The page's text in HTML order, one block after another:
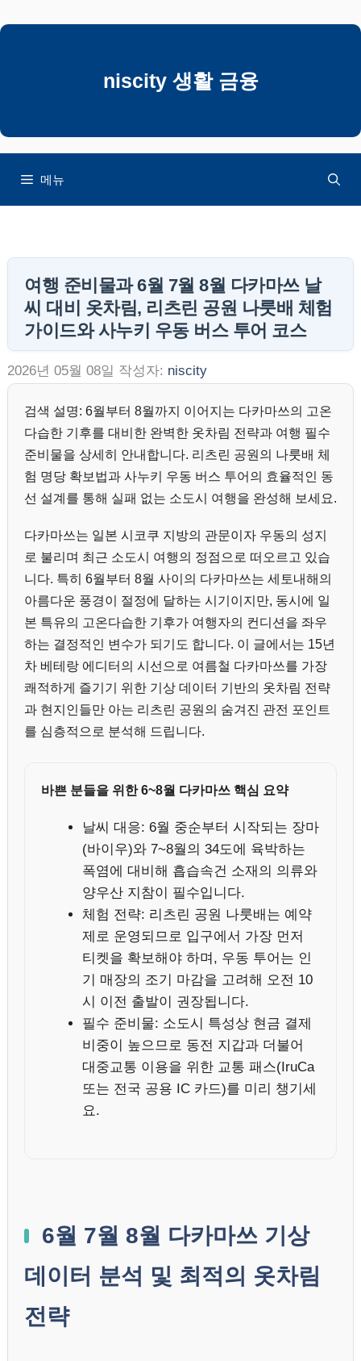
텐
뛰
niscity 생활 금융
메뉴
여행 준비물과 6월 7월 8월 다카마쓰 날
씨 대비 옷차림, 리츠린 공원 나룻배 체험
가이드와 사누키 우동 버스 투어 코스
2026년 05월 08일 작성자: niscity
검색 설명: 6월부터 8월까지 이어지는 다카마쓰의 고온
다습한 기후를 대비한 완벽한 옷차림 전략과 여행 필수
준비물을 상세히 안내합니다. 리츠린 공원의 나룻배 체
험 명당 확보법과 사누키 우동 버스 투어의 효율적인 동
선 설계를 통해 실패 없는 소도시 여행을 완성해 보세요.
다카마쓰는 일본 시코쿠 지방의 관문이자 우동의 성지
로 불리며 최근 소도시 여행의 정점으로 떠오르고 있습
니다. 특히 6월부터 8월 사이의 다카마쓰는 세토내해의
아름다운 풍경이 절정에 달하는 시기이지만, 동시에 일
본 특유의 고온다습한 기후가 여행자의 컨디션을 좌우
하는 결정적인 변수가 되기도 합니다. 이 글에서는 15년
차 베테랑 에디터의 시선으로 여름철 다카마쓰를 가장
쾌적하게 즐기기 위한 기상 데이터 기반의 옷차림 전략
과 현지인들만 아는 리츠린 공원의 숨겨진 관전 포인트
를 심층적으로 분석해 드립니다.
바쁜 분들을 위한 6~8월 다카마쓰 핵심 요약
날씨 대응: 6월 중순부터 시작되는 장마
(바이우)와 7~8월의 34도에 육박하는
폭염에 대비해 흡습속건 소재의 의류와
양우산 지참이 필수입니다.
체험 전략: 리츠린 공원 나룻배는 예약
제로 운영되므로 입구에서 가장 먼저
티켓을 확보해야 하며, 우동 투어는 인
기 매장의 조기 마감을 고려해 오전 10
시 이전 출발이 권장됩니다.
필수 준비물: 소도시 특성상 현금 결제
비중이 높으므로 동전 지갑과 더불어
대중교통 이용을 위한 교통 패스(IruCa
또는 전국 공용 IC 카드)를 미리 챙기세
요.
6월 7월 8월 다카마쓰 기상
데이터 분석 및 최적의 옷차림
전략